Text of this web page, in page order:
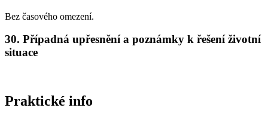
Bez časového omezení.
30. Případná upřesnění a poznámky k řešení životní
situace
Praktické info